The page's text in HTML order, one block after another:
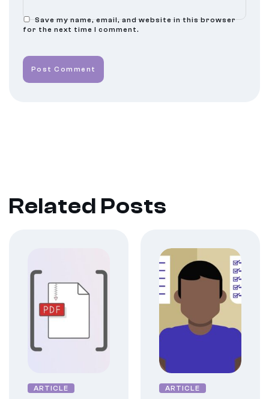
Save my name, email, and website in this browser
for the next time I comment.
Post Comment
Related Posts
ARTICLE ARTICLE